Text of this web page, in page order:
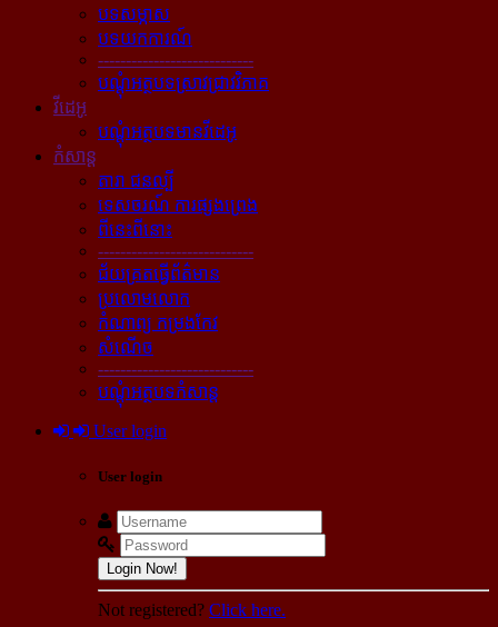
បទសម្ភាស
បទយកការណ៍
----------------------------
បណ្ដុំអត្ថបទស្រាវជ្រាវវិភាគ
វីដេអូ
បណ្ដុំអត្ថបទមានវីដេអូ
កំសាន្ដ
តារា ជនល្បី
ទេសចរណ៍ ការផ្សងព្រេង
ពីនេះពីនោះ
----------------------------
ជ័យគ្រតធ្វើព័ត៌មាន
ប្រលោមលោក
កំណាព្យ កម្រងកែវ
សំណើច
----------------------------
បណ្ដុំអត្ថបទកំសាន្ដ
User login
User login
Login Now!
Not registered? Click here.